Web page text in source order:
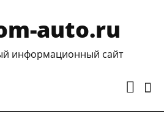
auto.ru
информационный сайт